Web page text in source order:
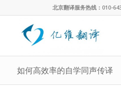
北京翻译服务热线：010-
如何高效率的自学同声传译